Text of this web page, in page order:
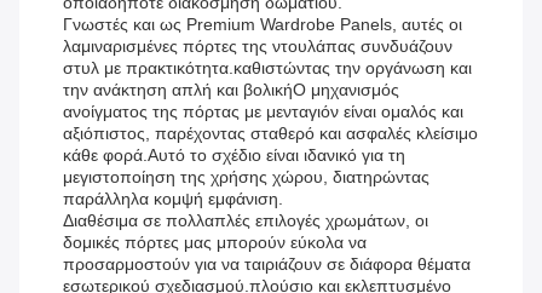
Γνωστές και ως Premium Wardrobe Panels, αυτές οι
λαμιναρισμένες πόρτες της ντουλάπας συνδυάζουν
στυλ με πρακτικότητα.καθιστώντας την οργάνωση και
την ανάκτηση απλή και βολικήΟ μηχανισμός
ανοίγματος της πόρτας με μενταγιόν είναι ομαλός και
αξιόπιστος, παρέχοντας σταθερό και ασφαλές κλείσιμο
κάθε φορά.Αυτό το σχέδιο είναι ιδανικό για τη
μεγιστοποίηση της χρήσης χώρου, διατηρώντας
παράλληλα κομψή εμφάνιση.
Διαθέσιμα σε πολλαπλές επιλογές χρωμάτων, οι
δομικές πόρτες μας μπορούν εύκολα να
προσαρμοστούν για να ταιριάζουν σε διάφορα θέματα
εσωτερικού σχεδιασμού.πλούσιο και εκλεπτυσμένο